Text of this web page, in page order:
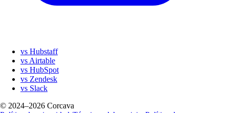
vs Hubstaff
vs Airtable
vs HubSpot
vs Zendesk
vs Slack
© 2024–2026 Corcava